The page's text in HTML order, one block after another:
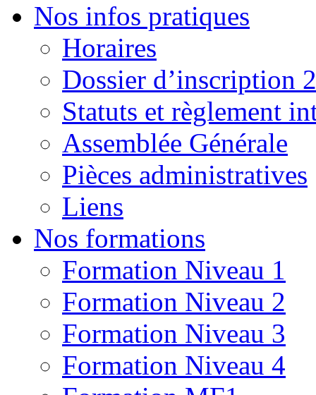
Nos infos pratiques
Horaires
Dossier d’inscription
Statuts et règlement
Assemblée Générale
Pièces administratives
Liens
Nos formations
Formation Niveau 1
Formation Niveau 2
Formation Niveau 3
Formation Niveau 4